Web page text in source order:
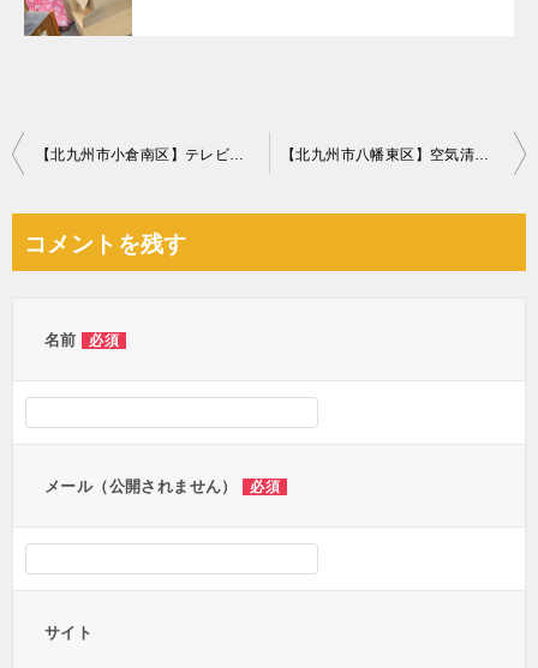
投
ビ
ョ
【北九州市小倉南区】テレビ出張不用品回収・処分ご依頼 お客様の声 【北九州市八幡東区】空気清浄機や家庭ゴミ回収のご依頼 お客様の声
コメントを残す
名前 必須
メール（公開されません） 必須
サイト